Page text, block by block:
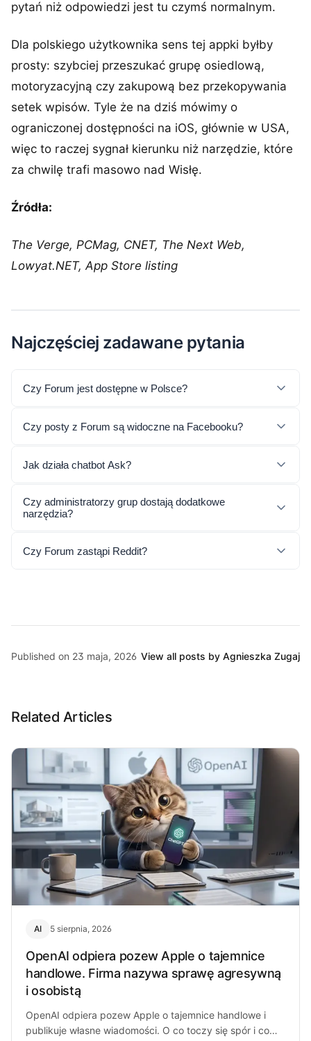
pytań niż odpowiedzi jest tu czymś normalnym.
Dla polskiego użytkownika sens tej appki byłby
prosty: szybciej przeszukać grupę osiedlową,
motoryzacyjną czy zakupową bez przekopywania
setek wpisów. Tyle że na dziś mówimy o
ograniczonej dostępności na iOS, głównie w USA,
więc to raczej sygnał kierunku niż narzędzie, które
za chwilę trafi masowo nad Wisłę.
Źródła:
The Verge, PCMag, CNET, The Next Web,
Lowyat.NET, App Store listing
Najczęściej zadawane pytania
Czy Forum jest dostępne w Polsce?
Czy posty z Forum są widoczne na Facebooku?
Jak działa chatbot Ask?
Czy administratorzy grup dostają dodatkowe
narzędzia?
Czy Forum zastąpi Reddit?
Published on 23 maja, 2026 View all posts by Agnieszka Zugaj
Related Articles
AI 5 sierpnia, 2026
OpenAI odpiera pozew Apple o tajemnice
handlowe. Firma nazywa sprawę agresywną
i osobistą
OpenAI odpiera pozew Apple o tajemnice handlowe i
publikuje własne wiadomości. O co toczy się spór i co